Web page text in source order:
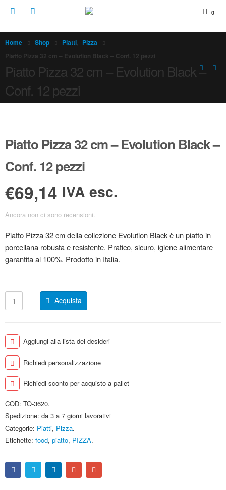
0
Home Shop Piatti, Pizza
Piatto Pizza 32 cm – Evolution Black – Conf. 12 pezzi
Piatto Pizza 32 cm – Evolution Black –
Conf. 12 pezzi
Piatto Pizza 32 cm – Evolution Black –
Conf. 12 pezzi
€69,14 IVA esc.
Ancora non ci sono recensioni.
Piatto Pizza 32 cm della collezione Evolution Black è un piatto in
porcellana robusta e resistente. Pratico, sicuro, igiene alimentare
garantita al 100%. Prodotto in Italia.
Acquista
Aggiungi alla lista dei desideri
Richiedi personalizzazione
Richiedi sconto per acquisto a pallet
COD: TO-3620.
Spedizione: da 3 a 7 giorni lavorativi
Categorie: Piatti, Pizza.
Etichette: food, piatto, PIZZA.